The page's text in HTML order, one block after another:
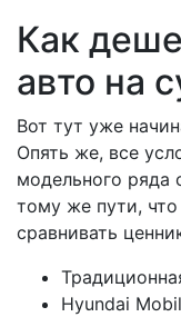
Как
авто на
Вот тут уже
Опять же, все
модельного ряда
тому же пути,
сравнивать
Hyundai